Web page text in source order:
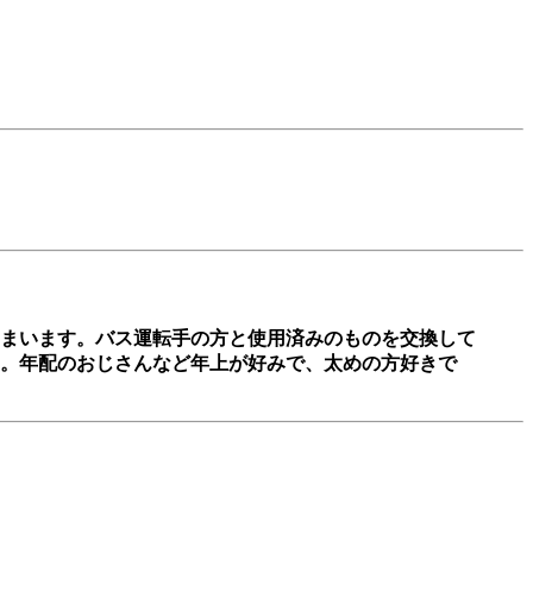
います。バス運転手の方と使用済みのものを交換して
年配のおじさんなど年上が好みで、太めの方好きで